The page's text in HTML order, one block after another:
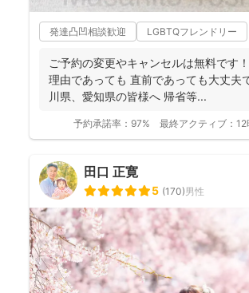
発達凸凹相談歓迎 LGBTQフレンドリー
ご予約の変更やキャンセルは無料です
理由であっても 直前であっても大丈夫
川県、愛知県の皆様へ 帰省等...
予約承諾率： 97% 最終アクティブ： 12
田口 正寛
5 (170)男性